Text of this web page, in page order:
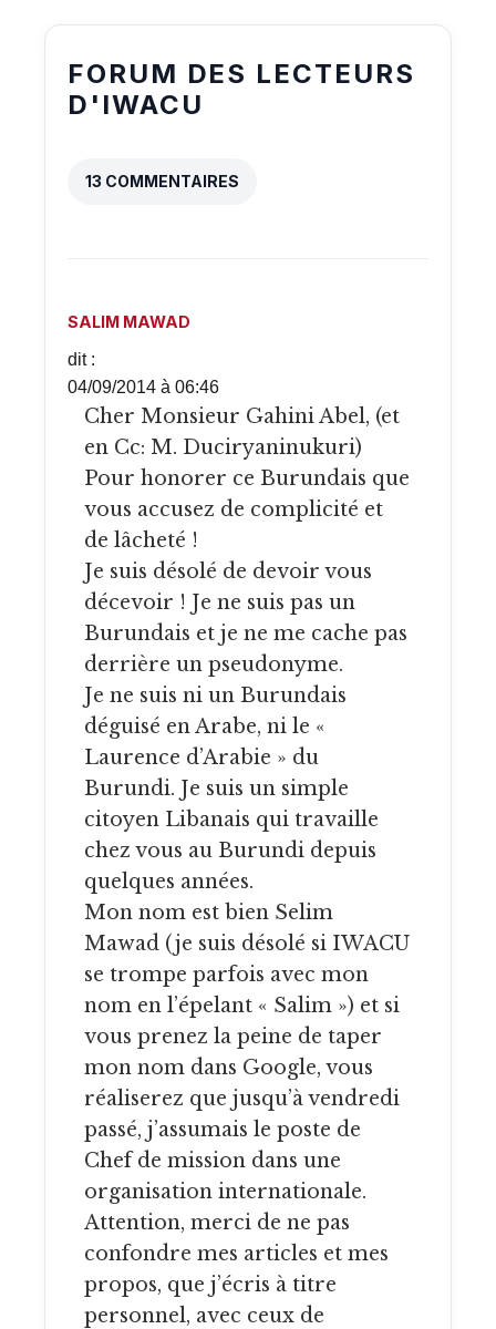
FORUM DES LECTEURS
D'IWACU
13 COMMENTAIRES
SALIM MAWAD
dit :
04/09/2014 à 06:46
Cher Monsieur Gahini Abel, (et
en Cc: M. Duciryaninukuri)
Pour honorer ce Burundais que
vous accusez de complicité et
de lâcheté !
Je suis désolé de devoir vous
décevoir ! Je ne suis pas un
Burundais et je ne me cache pas
derrière un pseudonyme.
Je ne suis ni un Burundais
déguisé en Arabe, ni le «
Laurence d’Arabie » du
Burundi. Je suis un simple
citoyen Libanais qui travaille
chez vous au Burundi depuis
quelques années.
Mon nom est bien Selim
Mawad (je suis désolé si IWACU
se trompe parfois avec mon
nom en l’épelant « Salim ») et si
vous prenez la peine de taper
mon nom dans Google, vous
réaliserez que jusqu’à vendredi
passé, j’assumais le poste de
Chef de mission dans une
organisation internationale.
Attention, merci de ne pas
confondre mes articles et mes
propos, que j’écris à titre
personnel, avec ceux de